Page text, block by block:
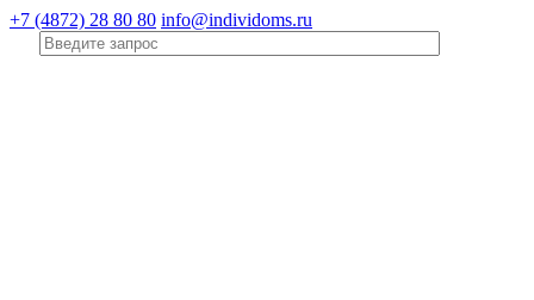
+7 (4872) 28 80 80 info@individoms.ru